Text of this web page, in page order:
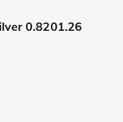
0.8201.26